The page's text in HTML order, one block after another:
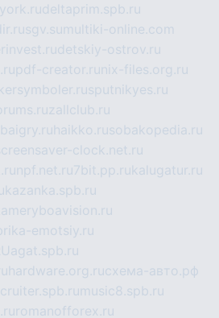
deltaprim.spb.ru
sgv.su multiki-online.com
detskiy-ostrov.ru
pdf-creator.ru nix-files.org.ru
sputnikyes.ru
zallclub.ru
haikko.rusobakopedia.ru
clock.net.ru
npf.net.ru7bit.pp.rukalugatur.ru
kazanka.spb.ru
emotsiy.ru
agat.spb.ru
hardware.org.ruсхема-авто.рф
music8.spb.ru
romanofforex.ru